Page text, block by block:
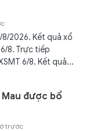
2026. Kết quả xổ
8. Trực tiếp
6/8. Kết quả...
được bổ
trước